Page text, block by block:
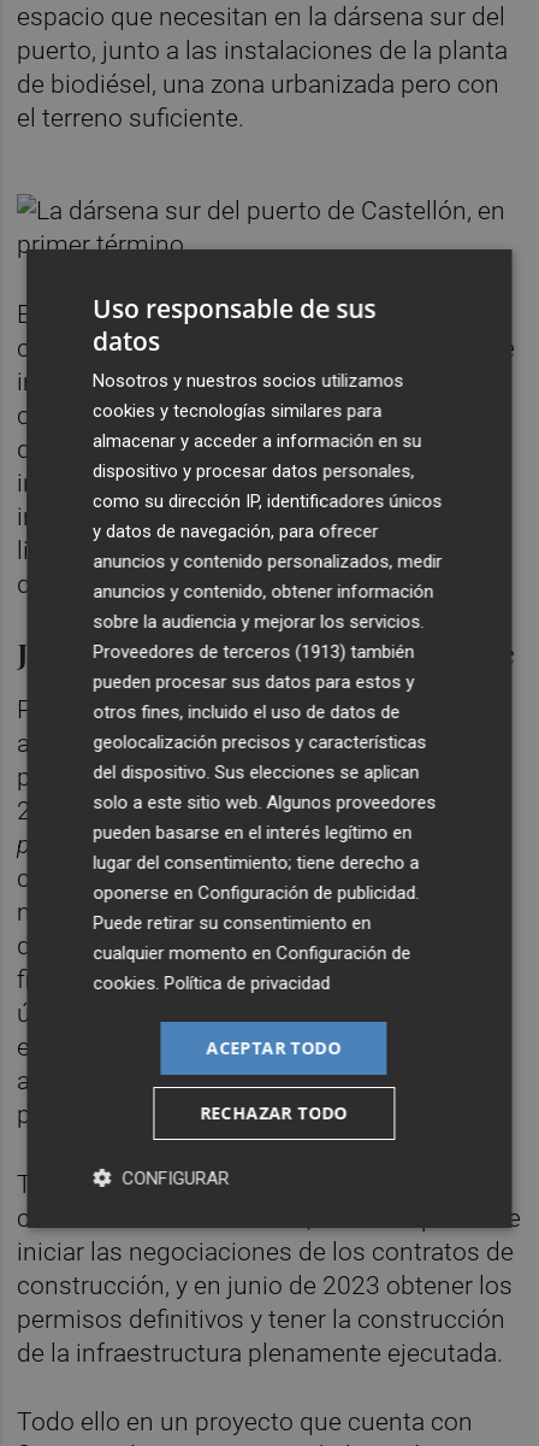
espacio que necesitan en la dársena sur del
puerto, junto a las instalaciones de la planta
de biodiésel, una zona urbanizada pero con
el terreno suficiente.
En paralelo, Next Tuna trabaja también para
conseguir la aprobación de la declaración de
impacto ambiental para el proyecto, así
como del informe de estrategias marinas
que lo acompaña. Ambos son
indispensables a la hora de materializar la
iniciativa. También lo serán las posteriores
licencias de obras y de actividad por parte
del Ayuntamiento de Castelló.
Junio de 2023, fecha en el horizonte
Pese a la farragosa tramitación
administrativa, los dirigentes de la firma
pretenden tenerla concluida en junio de
2023. Al menos así consta en suDiario de
proyecto, recogido en la página web de la
compañía. Tras arrancar su andadura en
mayo de 2020, la firma ha ido superando
diferentes escalones, por ejemplo con la
financiación y la definición del proyecto. Los
últimos pasos los ha cumplido este verano:
en julio creó la filial y el pasado mes de
agosto presentó las solicitudes de los
permisos.
Tras ello, en diciembre espera conseguir la
concesión de los terrenos, en enero pretende
iniciar las negociaciones de los contratos de
construcción, y en junio de 2023 obtener los
permisos definitivos y tener la construcción
de la infraestructura plenamente ejecutada.
Todo ello en un proyecto que cuenta con
Uso responsable de sus
datos
Nosotros y nuestros socios utilizamos
cookies y tecnologías similares para
almacenar y acceder a información en su
dispositivo y procesar datos personales,
como su dirección IP, identificadores únicos
y datos de navegación, para ofrecer
anuncios y contenido personalizados, medir
anuncios y contenido, obtener información
sobre la audiencia y mejorar los servicios.
Proveedores de terceros (1913) también
pueden procesar sus datos para estos y
otros fines, incluido el uso de datos de
geolocalización precisos y características
del dispositivo. Sus elecciones se aplican
solo a este sitio web. Algunos proveedores
pueden basarse en el interés legítimo en
lugar del consentimiento; tiene derecho a
oponerse enConfiguración de publicidad.
Puede retirar su consentimiento en
cualquier momento enConfiguración de
cookies.Política de privacidad
ACEPTAR TODO
RECHAZAR TODO
CONFIGURAR